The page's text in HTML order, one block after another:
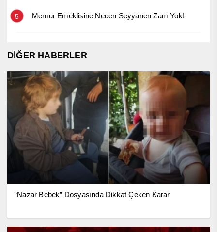
5 Memur Emeklisine Neden Seyyanen Zam Yok!
DİĞER HABERLER
“Nazar Bebek” Dosyasında Dikkat Çeken Karar